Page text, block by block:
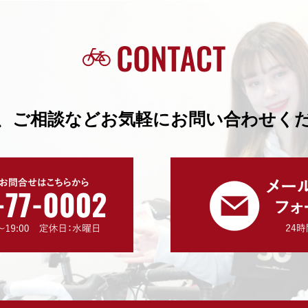
ご相談などお気軽にお問い合わせく